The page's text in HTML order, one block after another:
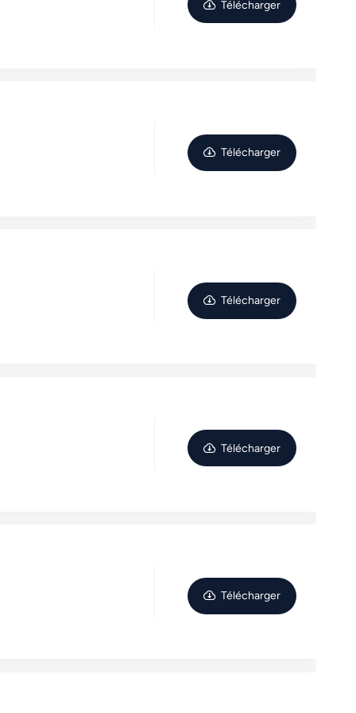
Télécharger
Télécharger
Télécharger
Télécharger
Télécharger